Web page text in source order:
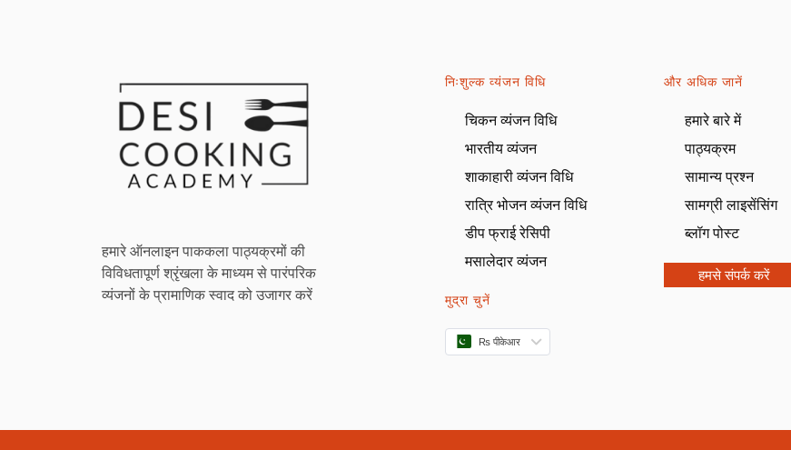
हमारे ऑनलाइन पाककला पाठ्यक्रमों की
विविधतापूर्ण श्रृंखला के माध्यम से पारंपरिक
व्यंजनों के प्रामाणिक स्वाद को उजागर करें
निःशुल्क व्यंजन विधि
चिकन व्यंजन विधि
भारतीय व्यंजन
शाकाहारी व्यंजन विधि
रात्रि भोजन व्यंजन विधि
डीप फ्राई रेसिपी
मसालेदार व्यंजन
मुद्रा चुनें
₨ पीकेआर
और अधिक जानें
हमारे बारे में
पाठ्यक्रम
सामान्य प्रश्न
सामग्री लाइसेंसिंग
ब्लॉग पोस्ट
हमसे संपर्क करें